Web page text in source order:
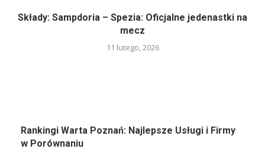
Składy: Sampdoria – Spezia: Oficjalne jedenastki na
mecz
11 lutego, 2026
Rankingi Warta Poznań: Najlepsze Usługi i Firmy
w Porównaniu